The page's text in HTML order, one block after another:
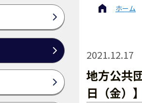
ホーム
2021.12.17
地方公共
日（金）】